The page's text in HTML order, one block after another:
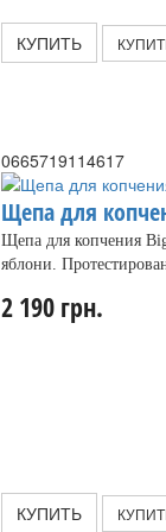
КУПИТЬ
0665719114617
Щепа для
Щепа для копчения
яблони.
2 190 грн.
КУПИТЬ